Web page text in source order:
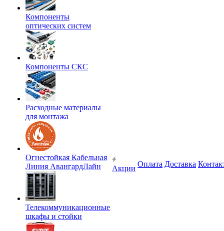
Компоненты
оптических систем
Компоненты СКС
Расходные материалы
для монтажа
Огнестойкая Кабельная
Линия АвангардЛайн
Телекоммуникационные
шкафы и стойки
Акции
Оплата Доставка